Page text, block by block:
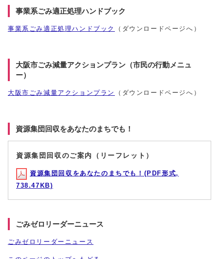
事業系ごみ適正処理ハンドブック
事業系ごみ適正処理ハンドブック （ダウンロードページへ）
大阪市ごみ減量アクションプラン（市民の行動メニュ
ー）
大阪市ごみ減量アクションプラン （ダウンロードページへ）
資源集団回収をあなたのまちでも！
資源集団回収のご案内（リーフレット）
資源集団回収をあなたのまちでも！(PDF形式,
738.47KB)
ごみゼロリーダーニュース
ごみゼロリーダーニュース